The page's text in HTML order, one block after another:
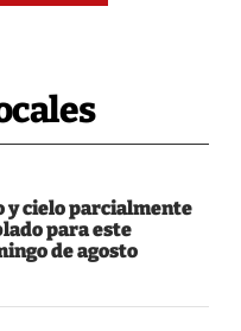
y cielo parcialmente
para este
de agosto